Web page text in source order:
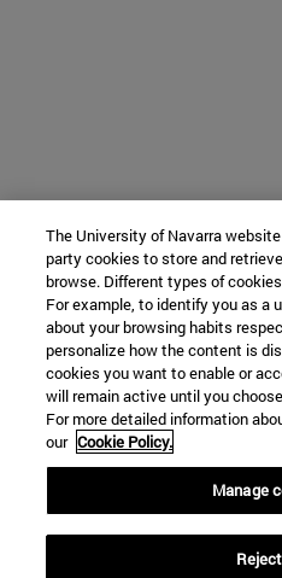
The University of Navarra
party cookies to store and
browse. Different types of
For example, to identify you as a
about your browsing habits
personalize how the content is
cookies you want to enable or
will remain active until you
For more detailed information
our Cookie Policy.
Manage